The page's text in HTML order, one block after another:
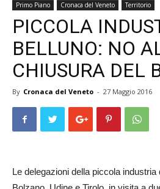
Veneto
Primo Piano Cronaca del Veneto Territorio
PICCOLA
BELLUNO: NO
CHIUSURA DEL
By Cronaca del Veneto - 27 Maggio 2016
Le delegazioni della piccola industria